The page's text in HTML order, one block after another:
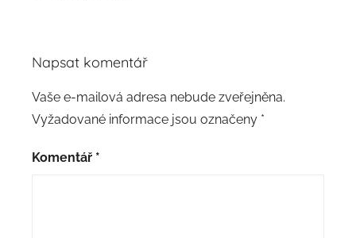
Napsat komentář
Vaše e-mailová adresa nebude zveřejněna.
Vyžadované informace jsou označeny *
Komentář *